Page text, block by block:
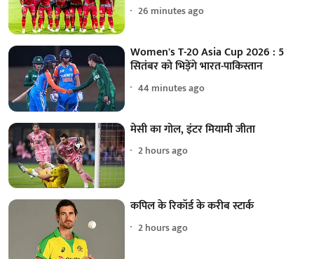
26 minutes ago
Women's T-20 Asia Cup 2026 : 5
सितंबर को भिड़ेंगे भारत-पाकिस्तान
44 minutes ago
मेसी का गोल, इंटर मियामी जीता
2 hours ago
कपिल के रिकॉर्ड के करीब स्टार्क
2 hours ago